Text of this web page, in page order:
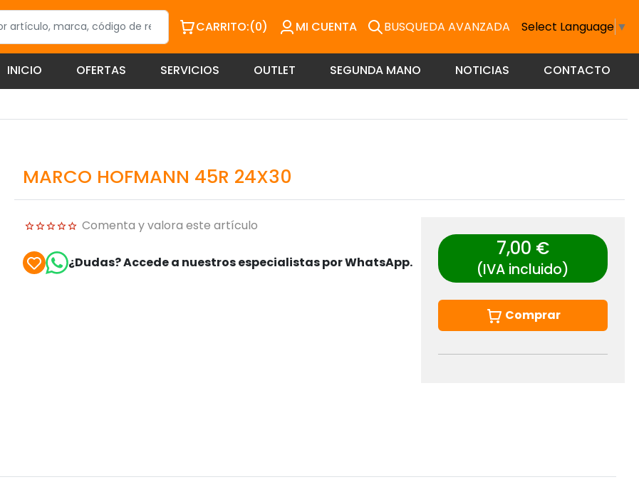
CARRITO:(0) MI CUENTA BUSQUEDA AVANZADA Select Language ▼
INICIO OFERTAS SERVICIOS OUTLET SEGUNDA MANO NOTICIAS CONTACTO
MARCO HOFMANN 45R 24X30
Comenta y valora este artículo
¿Dudas? Accede a nuestros especialistas por WhatsApp.
7,00 €
(IVA incluido)
Comprar